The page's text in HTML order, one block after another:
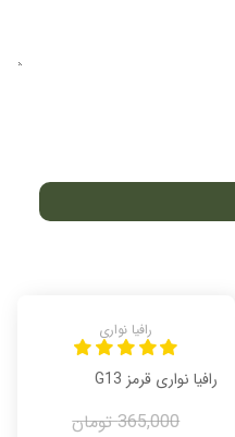
رافیا نواری
رافیا نواری قرمز G13
365,000 تومان